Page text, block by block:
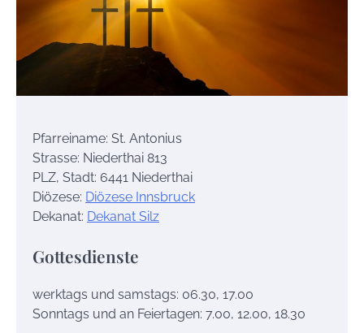
Pfarreiname: St. Antonius
Strasse: Niederthai 813
PLZ, Stadt: 6441 Niederthai
Diözese: Diözese Innsbruck
Dekanat: Dekanat Silz
Gottesdienste
werktags und samstags: 06.30, 17.00
Sonntags und an Feiertagen: 7.00, 12.00, 18.30